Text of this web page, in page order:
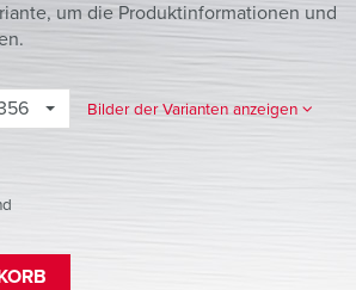
um die Produktinformationen und
Bilder der Varianten anzeigen